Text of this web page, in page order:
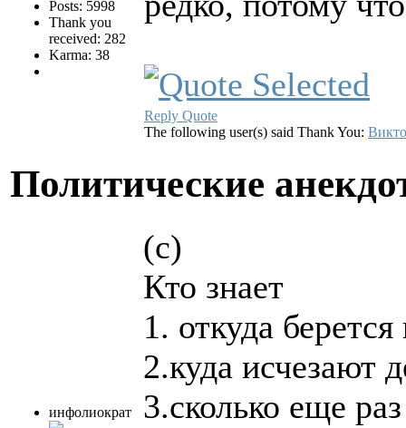
Posts: 5998
Thank you
received: 282
Karma: 38
Reply Quote
The following user(s) said Thank You:
Политические
инфолиократ
(с)
Кто знает
1. откуда
2.куда исчезают
3.сколько еще